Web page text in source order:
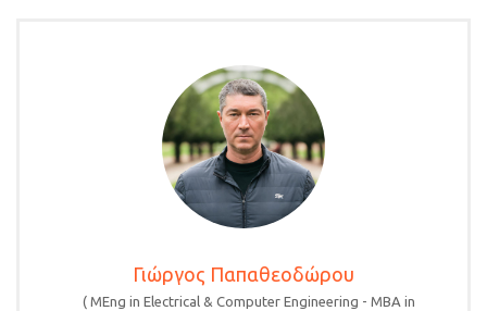
Γιώργος Παπαθεοδώρου
( MEng in Electrical & Computer Engineering - MBA in